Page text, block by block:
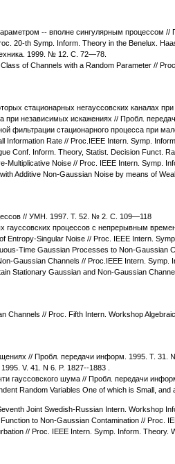
-- вполне сингулярным процессом
20-th Symp. Inform. Theory in the Benelux.
1999. № 12. С. 72—78.
of Channels with a Random Parameter //
стационарных негауссовских каналах
при независимых искажениях // Пробл.
фильтрации стационарного процесса при
Rate // Proc.IEEE Intern. Symp.
Conf. Inform. Theory, Statist. Decision Funct.
Noise // Proc. IEEE Intern. Symp.
Additive Non-Gaussian Noise by means of
// УМН. 1997. Т. 52. № 2. С. 109—118
гауссовских процессов с непрерывным
Singular Noise // Proc. IEEE Intern.
Time Gaussian Processes to Non-Gaussian
Gaussian Channels // Proc.IEEE Intern. Symp.
Stationary Gaussian and Non-Gaussian
// Proc. Fifth Intern. Workshop
// Пробл. передачи информ. 1995. Т. 31.
V. 41. N 6. P. 1827--1883 .
гауссовского шума // Пробл. передачи
Random Variables One of which is Small,
Joint Swedish-Russian Intern. Workshop
to Non-Gaussian Contamination // Proc.
// Proc. IEEE Intern. Symp. Inform. Theory.